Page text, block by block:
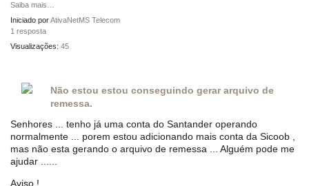
Saiba mais…
Iniciado porAtivaNetMS Telecom
1 resposta
Visualizações: 45
Não estou estou conseguindo gerar arquivo de
remessa.
Senhores ... tenho já uma conta do Santander operando
normalmente ... porem estou adicionando mais conta da Sicoob ,
mas não esta gerando o arquivo de remessa ... Alguém pode me
ajudar ......
Aviso !